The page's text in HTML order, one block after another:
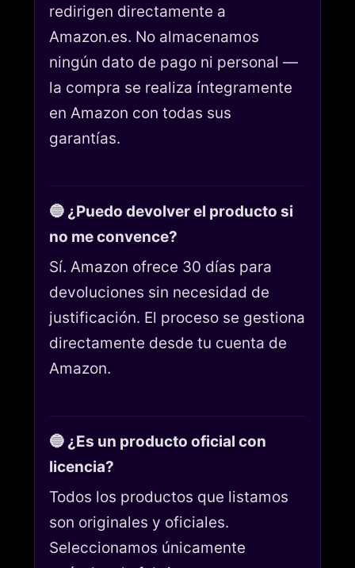
redirigen directamente a
Amazon.es. No almacenamos
ningún dato de pago ni personal —
la compra se realiza íntegramente
en Amazon con todas sus
garantías.
🔵 ¿Puedo devolver el producto si
no me convence?
Sí. Amazon ofrece 30 días para
devoluciones sin necesidad de
justificación. El proceso se gestiona
directamente desde tu cuenta de
Amazon.
🔵 ¿Es un producto oficial con
licencia?
Todos los productos que listamos
son originales y oficiales.
Seleccionamos únicamente